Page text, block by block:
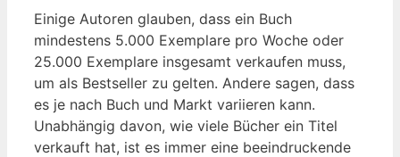
Einige Autoren glauben, dass ein Buch
mindestens 5.000 Exemplare pro Woche oder
25.000 Exemplare insgesamt verkaufen muss,
um als Bestseller zu gelten. Andere sagen, dass
es je nach Buch und Markt variieren kann.
Unabhängig davon, wie viele Bücher ein Titel
verkauft hat, ist es immer eine beeindruckende